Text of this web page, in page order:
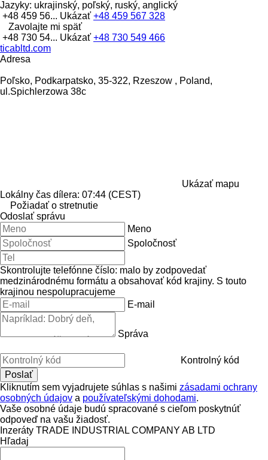
Jazyky: ukrajinský, poľský, ruský, anglický
+48 459 56... Ukázať +48 459 567 328
Zavolajte mi späť
+48 730 54... Ukázať +48 730 549 466
ticabltd.com
Adresa
Poľsko, Podkarpatsko, 35-322, Rzeszow , Poland,
ul.Spichlerzowa 38c
Ukázať mapu
Lokálny čas dílera: 07:44 (CEST)
Požiadať o stretnutie
Odoslať správu
Meno
Spoločnosť
Skontrolujte telefónne číslo: malo by zodpovedať
medzinárodnému formátu a obsahovať kód krajiny. S touto
krajinou nespolupracujeme
E-mail
Správa
Kontrolný kód
Kliknutím sem vyjadrujete súhlas s našimi zásadami ochrany
osobných údajov a používateľskými dohodami.
Vaše osobné údaje budú spracované s cieľom poskytnúť
odpoveď na vašu žiadosť.
Inzeráty TRADE INDUSTRIAL COMPANY AB LTD
Hľadaj